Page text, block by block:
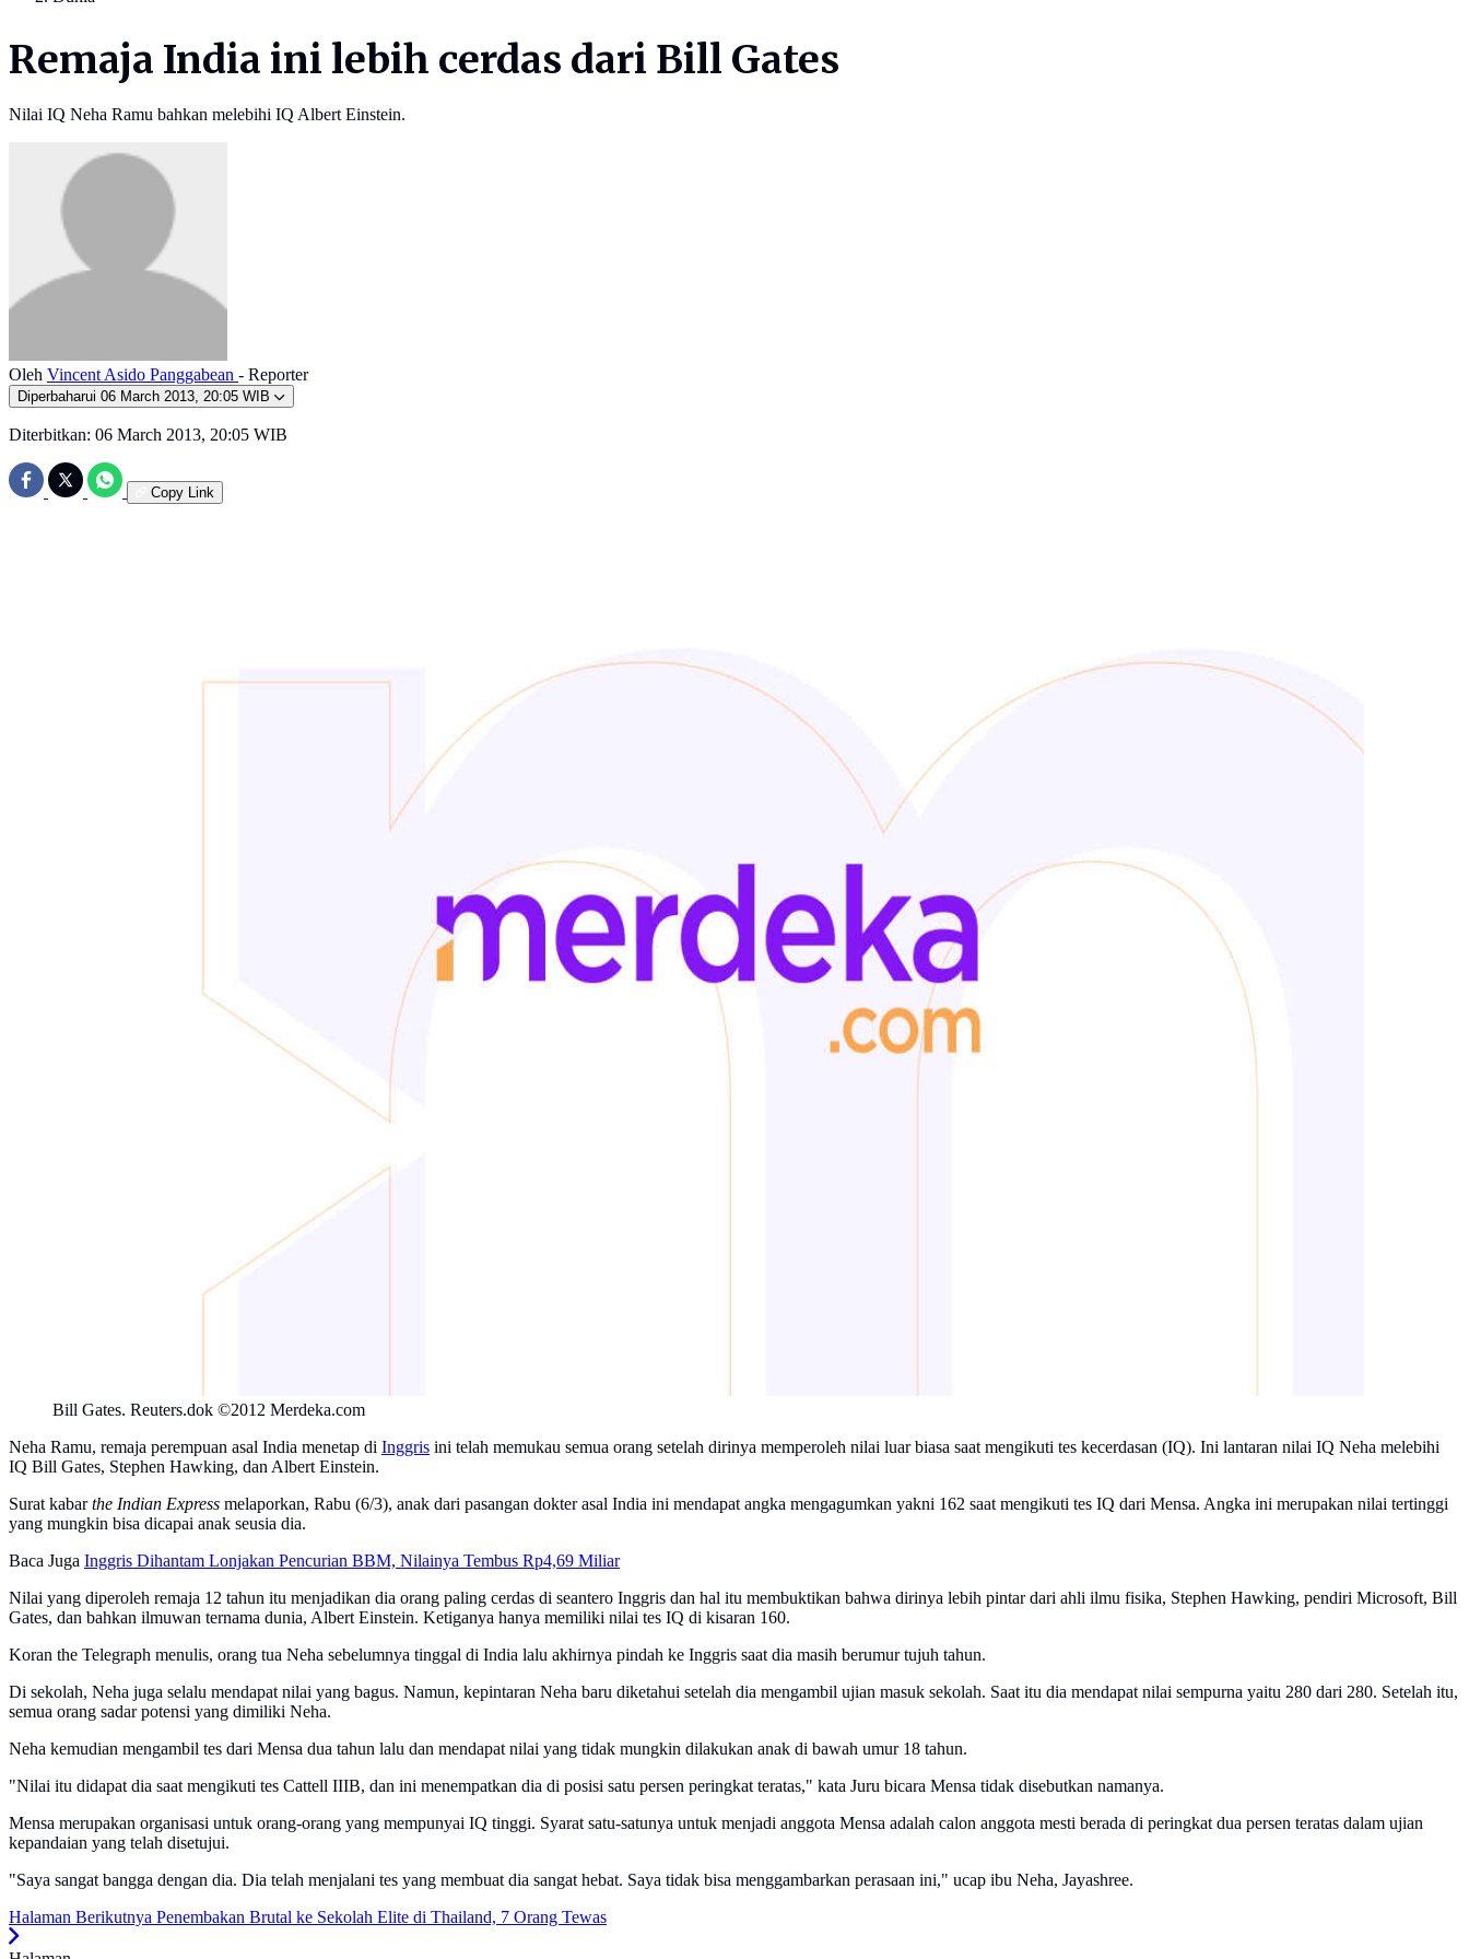
Remaja India ini lebih cerdas dari Bill Gates
Nilai IQ Neha Ramu bahkan melebihi IQ Albert Einstein.
Oleh Vincent Asido Panggabean - Reporter
Diperbaharui 06 March 2013, 20:05 WIB
Diterbitkan: 06 March 2013, 20:05 WIB
Copy Link
Bill Gates. Reuters.dok ©2012 Merdeka.com
Neha Ramu, remaja perempuan asal India menetap di Inggris ini telah memukau semua orang setelah dirinya memperoleh nilai luar biasa saat mengikuti tes kecerdasan (IQ). Ini lantaran nilai IQ Neha melebihi
IQ Bill Gates, Stephen Hawking, dan Albert Einstein.
Surat kabarthe Indian Express melaporkan, Rabu (6/3), anak dari pasangan dokter asal India ini mendapat angka mengagumkan yakni 162 saat mengikuti tes IQ dari Mensa. Angka ini merupakan nilai tertinggi
yang mungkin bisa dicapai anak seusia dia.
Baca Juga Inggris Dihantam Lonjakan Pencurian BBM, Nilainya Tembus Rp4,69 Miliar
Nilai yang diperoleh remaja 12 tahun itu menjadikan dia orang paling cerdas di seantero Inggris dan hal itu membuktikan bahwa dirinya lebih pintar dari ahli ilmu fisika, Stephen Hawking, pendiri Microsoft, Bill
Gates, dan bahkan ilmuwan ternama dunia, Albert Einstein. Ketiganya hanya memiliki nilai tes IQ di kisaran 160.
Koran the Telegraph menulis, orang tua Neha sebelumnya tinggal di India lalu akhirnya pindah ke Inggris saat dia masih berumur tujuh tahun.
Di sekolah, Neha juga selalu mendapat nilai yang bagus. Namun, kepintaran Neha baru diketahui setelah dia mengambil ujian masuk sekolah. Saat itu dia mendapat nilai sempurna yaitu 280 dari 280. Setelah itu,
semua orang sadar potensi yang dimiliki Neha.
Neha kemudian mengambil tes dari Mensa dua tahun lalu dan mendapat nilai yang tidak mungkin dilakukan anak di bawah umur 18 tahun.
"Nilai itu didapat dia saat mengikuti tes Cattell IIIB, dan ini menempatkan dia di posisi satu persen peringkat teratas," kata Juru bicara Mensa tidak disebutkan namanya.
Mensa merupakan organisasi untuk orang-orang yang mempunyai IQ tinggi. Syarat satu-satunya untuk menjadi anggota Mensa adalah calon anggota mesti berada di peringkat dua persen teratas dalam ujian
kepandaian yang telah disetujui.
"Saya sangat bangga dengan dia. Dia telah menjalani tes yang membuat dia sangat hebat. Saya tidak bisa menggambarkan perasaan ini," ucap ibu Neha, Jayashree.
Halaman Berikutnya Penembakan Brutal ke Sekolah Elite di Thailand, 7 Orang Tewas